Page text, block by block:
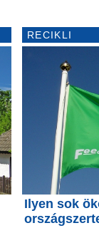
RECIKLI
Ilyen sok